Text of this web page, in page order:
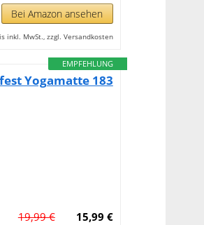
Bei Amazon ansehen
inkl. MwSt., zzgl. Versandkosten
EMPFEHLUNG
Yogamatte 183
15,99 €
19,99 €